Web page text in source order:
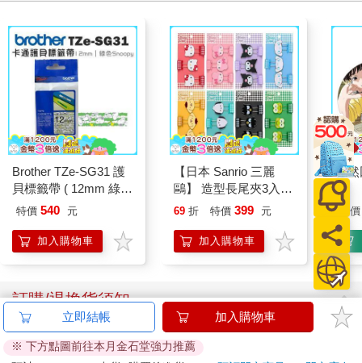
Brother TZe-SG31 護
貝標籤帶 ( 12mm 綠色
SNOOPY )
特價 540 元
加入購物車
【日本 Sanrio 三麗
鷗】 造型長尾夾3入組
(8款可選) 凱蒂貓 Hello
企鵝
69 折 特價 399 元
加入購物車
驀
特價
訂購/退換貨須知
加入金石堂 LINE 官方帳號『完成綁定』，隨時掌握出貨動
態：
立即結帳 加入購物車
※ 下方點圖前往本月金石堂強力推薦